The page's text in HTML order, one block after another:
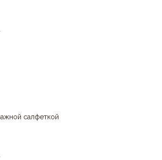
салфеткой